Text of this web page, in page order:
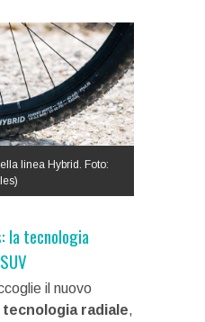
linea Hybrid. Foto:
la tecnologia
il nuovo
radiale,